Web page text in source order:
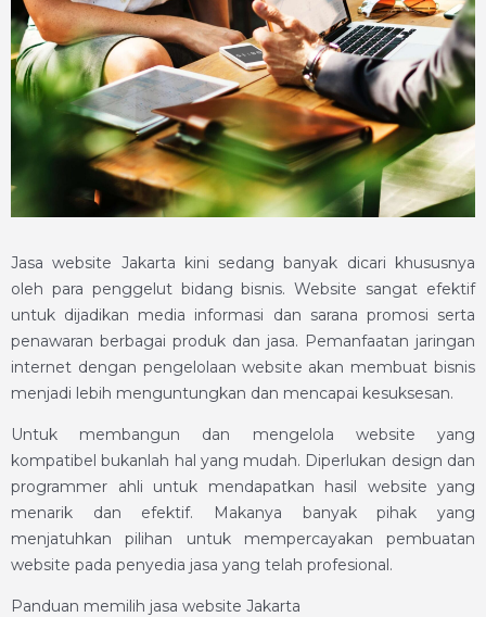
Jasa website Jakarta kini sedang banyak dicari khususnya
oleh para penggelut bidang bisnis. Website sangat efektif
untuk dijadikan media informasi dan sarana promosi serta
penawaran berbagai produk dan jasa. Pemanfaatan jaringan
internet dengan pengelolaan website akan membuat bisnis
menjadi lebih menguntungkan dan mencapai kesuksesan.
Untuk membangun dan mengelola website yang
kompatibel bukanlah hal yang mudah. Diperlukan design dan
programmer ahli untuk mendapatkan hasil website yang
menarik dan efektif. Makanya banyak pihak yang
menjatuhkan pilihan untuk mempercayakan pembuatan
website pada penyedia jasa yang telah profesional.
Panduan memilih jasa website Jakarta